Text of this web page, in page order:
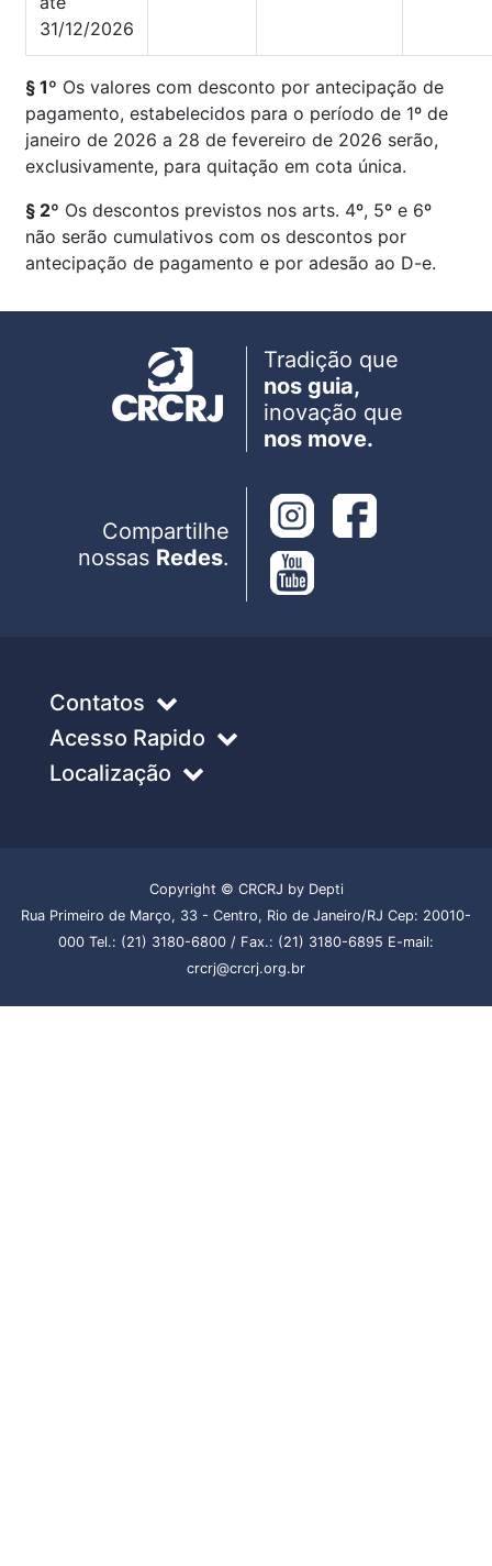
31/12/2026
§ 1º Os valores com desconto por antecipação de
pagamento, estabelecidos para o período de 1º de
janeiro de 2026 a 28 de fevereiro de 2026 serão,
exclusivamente, para quitação em cota única.
§ 2º Os descontos previstos nos arts. 4º, 5º e 6º
não serão cumulativos com os descontos por
antecipação de pagamento e por adesão ao D-e.
Tradição que
nos guia,
inovação que
nos move.
Compartilhe
nossas Redes.
Contatos
Acesso Rapido
Localização
Copyright © CRCRJ by Depti
Rua Primeiro de Março, 33 - Centro, Rio de Janeiro/RJ Cep: 20010-
000 Tel.: (21) 3180-6800 / Fax.: (21) 3180-6895 E-mail:
crcrj@crcrj.org.br